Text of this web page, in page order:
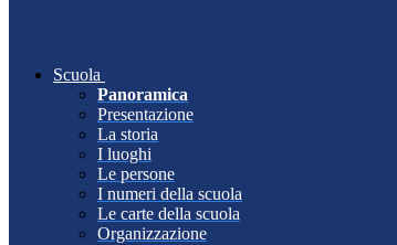
Scuola
Panoramica
Presentazione
La storia
I luoghi
Le persone
I numeri della scuola
Le carte della scuola
Organizzazione